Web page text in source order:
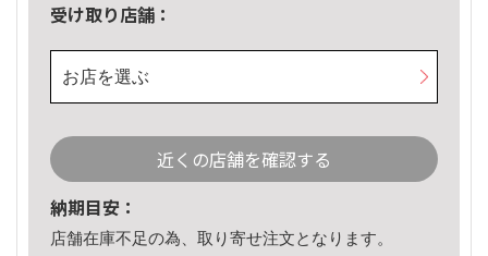
受け取り店舗：
お店を選ぶ
近くの店舗を確認する
納期目安：
店舗在庫不足の為、取り寄せ注文となります。